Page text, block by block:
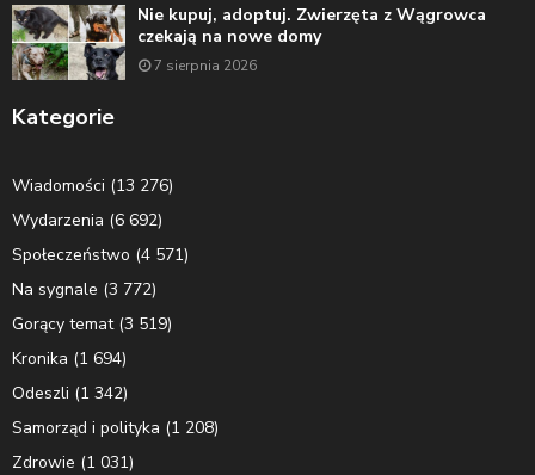
Nie kupuj, adoptuj. Zwierzęta z Wągrowca
czekają na nowe domy
7 sierpnia 2026
Kategorie
Wiadomości (13 276)
Wydarzenia (6 692)
Społeczeństwo (4 571)
Na sygnale (3 772)
Gorący temat(3 519)
Kronika (1 694)
Odeszli (1 342)
Samorząd i polityka (1 208)
Zdrowie (1 031)